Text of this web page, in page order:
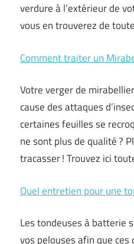
verdure à l’extérieur de
vous en trouverez de
Comment traiter un
Votre verger de
cause des attaques
certaines feuilles se
ne sont plus de qualité ?
tracasser ! Trouvez ici
Quel entretien pour une
Les tondeuses à batterie
vos pelouses afin que